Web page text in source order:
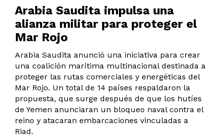
Arabia Saudita impulsa una
alianza militar para proteger el
Mar Rojo
Arabia Saudita anunció una iniciativa para crear
una coalición marítima multinacional destinada a
proteger las rutas comerciales y energéticas del
Mar Rojo. Un total de 14 países respaldaron la
propuesta, que surge después de que los hutíes
de Yemen anunciaran un bloqueo naval contra el
reino y atacaran embarcaciones vinculadas a
Riad.